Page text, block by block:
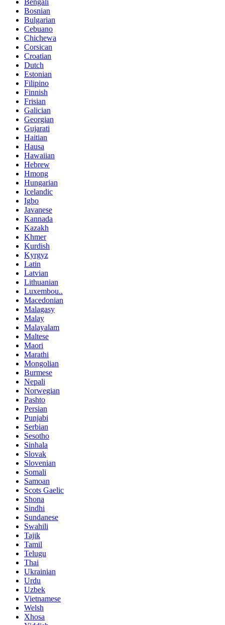
Bosnian
Bulgarian
Cebuano
Chichewa
Corsican
Croatian
Dutch
Estonian
Filipino
Finnish
Frisian
Galician
Georgian
Gujarati
Haitian
Hausa
Hawaiian
Hebrew
Hmong
Hungarian
Icelandic
Igbo
Javanese
Kannada
Kazakh
Khmer
Kurdish
Kyrgyz
Latin
Latvian
Lithuanian
Luxembou..
Macedonian
Malagasy
Malay
Malayalam
Maltese
Maori
Marathi
Mongolian
Burmese
Nepali
Norwegian
Pashto
Persian
Punjabi
Serbian
Sesotho
Sinhala
Slovak
Slovenian
Somali
Samoan
Scots Gaelic
Shona
Sindhi
Sundanese
Swahili
Tajik
Tamil
Telugu
Thai
Ukrainian
Urdu
Uzbek
Vietnamese
Welsh
Xhosa